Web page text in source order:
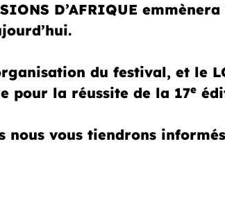
D’AFRIQUE
du festival, et le
pour la réussite de la 17e
vous tiendrons